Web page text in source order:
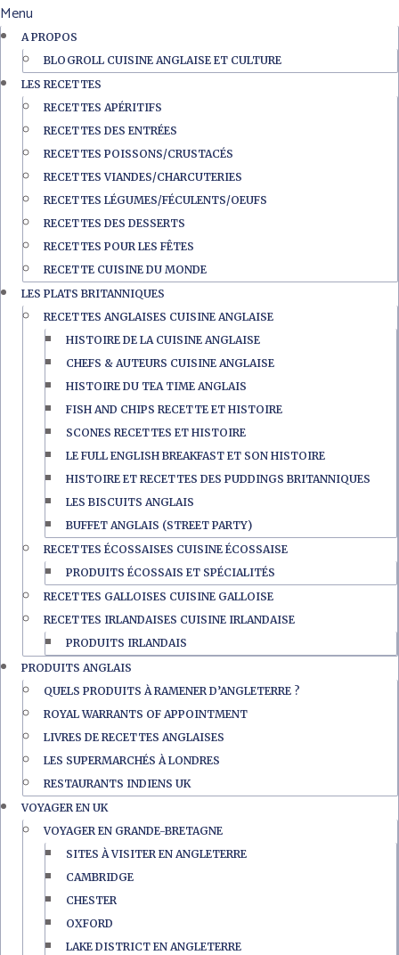
Menu
A PROPOS
BLOGROLL CUISINE ANGLAISE ET CULTURE
LES RECETTES
RECETTES APÉRITIFS
RECETTES DES ENTRÉES
RECETTES POISSONS/CRUSTACÉS
RECETTES VIANDES/CHARCUTERIES
RECETTES LÉGUMES/FÉCULENTS/OEUFS
RECETTES DES DESSERTS
RECETTES POUR LES FÊTES
RECETTE CUISINE DU MONDE
LES PLATS BRITANNIQUES
RECETTES ANGLAISES CUISINE ANGLAISE
HISTOIRE DE LA CUISINE ANGLAISE
CHEFS & AUTEURS CUISINE ANGLAISE
HISTOIRE DU TEA TIME ANGLAIS
FISH AND CHIPS RECETTE ET HISTOIRE
SCONES RECETTES ET HISTOIRE
LE FULL ENGLISH BREAKFAST ET SON HISTOIRE
HISTOIRE ET RECETTES DES PUDDINGS BRITANNIQUES
LES BISCUITS ANGLAIS
BUFFET ANGLAIS (STREET PARTY)
RECETTES ÉCOSSAISES CUISINE ÉCOSSAISE
PRODUITS ÉCOSSAIS ET SPÉCIALITÉS
RECETTES GALLOISES CUISINE GALLOISE
RECETTES IRLANDAISES CUISINE IRLANDAISE
PRODUITS IRLANDAIS
PRODUITS ANGLAIS
QUELS PRODUITS À RAMENER D’ANGLETERRE ?
ROYAL WARRANTS OF APPOINTMENT
LIVRES DE RECETTES ANGLAISES
LES SUPERMARCHÉS À LONDRES
RESTAURANTS INDIENS UK
VOYAGER EN UK
VOYAGER EN GRANDE-BRETAGNE
SITES À VISITER EN ANGLETERRE
CAMBRIDGE
CHESTER
OXFORD
LAKE DISTRICT EN ANGLETERRE